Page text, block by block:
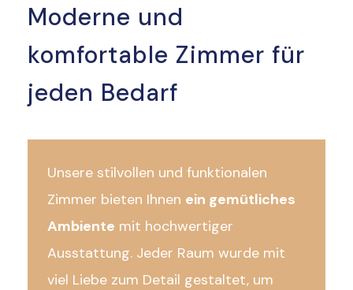
Moderne und
komfortable Zimmer für
jeden Bedarf
Unsere stilvollen und funktionalen
Zimmer bieten Ihnen ein gemütliches
Ambiente mit hochwertiger
Ausstattung. Jeder Raum wurde mit
viel Liebe zum Detail gestaltet, um